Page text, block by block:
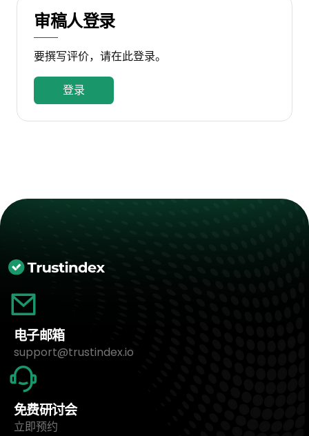
Fragen und ein unangenehmes Gefühl
hinterlassen hat.
Beschwerden nach dem Eingriff
Zusätzlich hatte ich nach dem Eingriff
ob ich diesen Vorfall ansprechen soll. Es ist
kein Thema, über das man leicht schreibt.
Dennoch glaube ich, dass gerade bei
Eingriffen unter Sedierung ein sensibler
Umgang und eine respektvolle
Kommunikation absolut notwendig ist.
Patienten sollten sich jederzeit sicher fühlen
können, und das unabhängig davon, welche
Sprache sie sprechen oder verstehen.
审稿人登录
要撰写评价，请在此登录。
登录
电子邮箱
support@trustindex.io
免费研讨会
立即预约